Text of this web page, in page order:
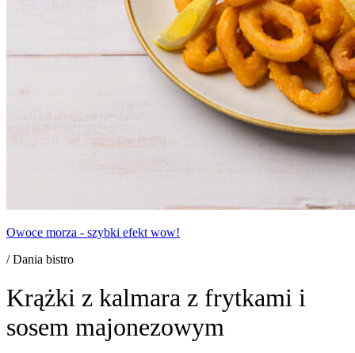
Owoce morza - szybki efekt wow!
/ Dania bistro
Krążki z kalmara z frytkami i
sosem majonezowym